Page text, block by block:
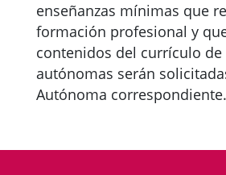
enseñanzas mínimas que
formación profesional y
contenidos del currículo de
autónomas serán
Autónoma correspondiente.